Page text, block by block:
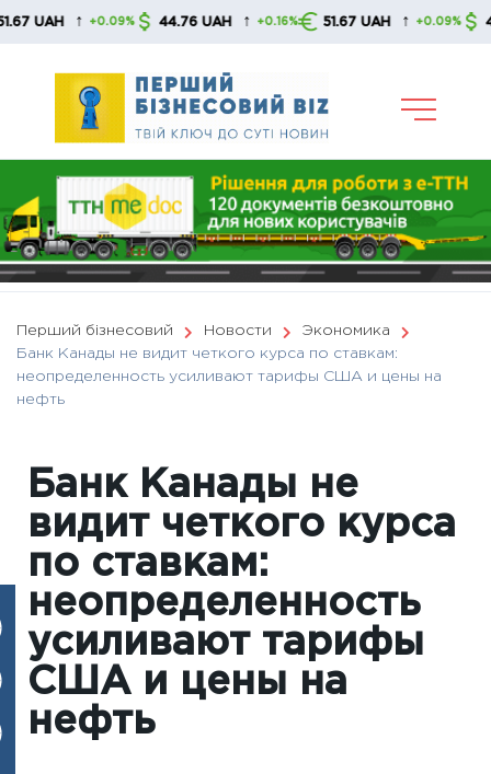
Skip
↑ +0.09% 44.76 UAH ↑ +0.16% 51.67 UAH ↑ +0.09% 44.76
Перший бізнесовий Новости
Экономика
Банк Канады не видит четкого курса по ставкам:
неопределенность усиливают тарифы США и цены на
нефть
Банк Канады не
видит четкого курса
по ставкам:
неопределенность
усиливают тарифы
США и цены на
нефть